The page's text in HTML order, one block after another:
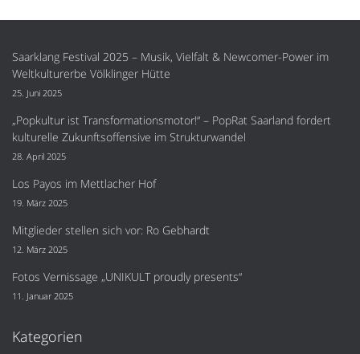
Saarklang Festival 2025 – Musik, Vielfalt & Newcomer-Power im
Weltkulturerbe Völklinger Hütte
25. Juni 2025
„Popkultur ist Transformationsmotor!“ – PopRat Saarland fordert
kulturelle Zukunftsoffensive im Strukturwandel
28. April 2025
Los Payos im Mettlacher Hof
19. März 2025
Mitglieder stellen sich vor: Ro Gebhardt
12. März 2025
Fotos Vernissage „UNIKULT proudly presents“
11. Januar 2025
Kategorien